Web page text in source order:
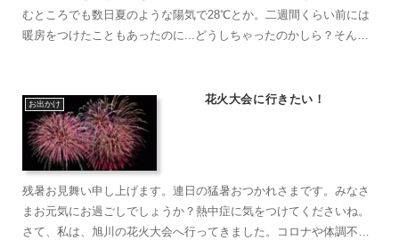
むところでも数日夏のような陽気で28℃とか。二週間くらい前には
暖房をつけたこともあったのに...どうしちゃったのかしら？そんな
お出かけ 花火大会に行きたい！
残暑お見舞い申し上げます。連日の猛暑おつかれさまです。みなさ
まお元気にお過ごしでしょうか？熱中症に気をつけてくださいね。
さて、私は、旭川の花火大会へ行ってきました。コロナや体調不良